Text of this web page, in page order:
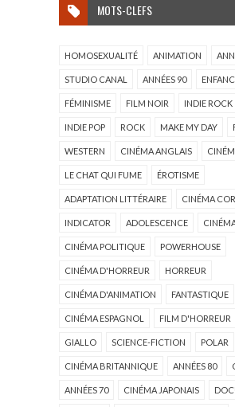
MOTS-CLEFS
HOMOSEXUALITÉ ANIMATION
STUDIO CANAL ANNÉES 90
FÉMINISME FILM NOIR INDIE ROCK
INDIE POP ROCK MAKE MY DAY
WESTERN CINÉMA ANGLAIS
LE CHAT QUI FUME ÉROTISME
ADAPTATION LITTÉRAIRE CINÉMA
INDICATOR ADOLESCENCE
CINÉMA POLITIQUE POWERHOUSE
CINÉMA D'HORREUR HORREUR
CINÉMA D'ANIMATION FANTASTIQUE
CINÉMA ESPAGNOL FILM D'HORREUR
GIALLO SCIENCE-FICTION POLAR
CINÉMA BRITANNIQUE ANNÉES 80
ANNÉES 70 CINÉMA JAPONAIS